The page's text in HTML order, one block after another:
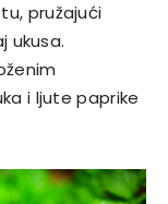
pružajući
ukusa.
i ljute paprike